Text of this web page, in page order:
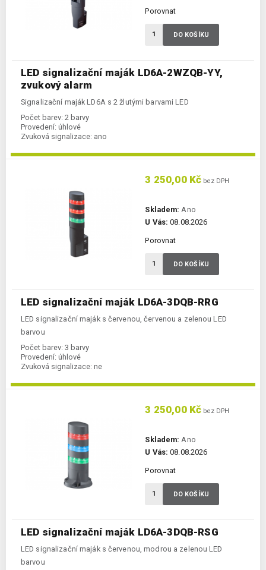
LED signalizační maják LD6A-2WZQB-YY,
zvukový alarm
Signalizační maják LD6A s 2 žlutými barvami LED
Počet barev: 2 barvy
Provedení: úhlové
Zvuková signalizace: ano
Porovnat
DO KOŠÍKU
LED signalizační maják LD6A-3DQB-RRG
LED signalizační maják s červenou, červenou a zelenou LED
barvou
Počet barev: 3 barvy
Provedení: úhlové
Zvuková signalizace: ne
3 250,00 Kč bez DPH
Skladem: Ano
U Vás: 08.08.2026
Porovnat
DO KOŠÍKU
LED signalizační maják LD6A-3DQB-RSG
LED signalizační maják s červenou, modrou a zelenou LED
barvou
3 250,00 Kč bez DPH
Skladem: Ano
U Vás: 08.08.2026
Porovnat
DO KOŠÍKU